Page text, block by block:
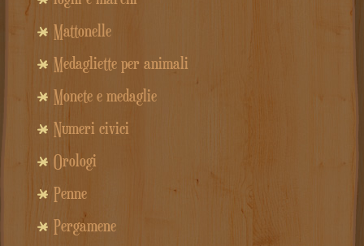
Mattonelle
Medagliette per animali
Monete e medaglie
Numeri civici
Orologi
Penne
Pergamene